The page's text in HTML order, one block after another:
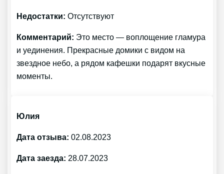
Недостатки: Отсутствуют
Комментарий: Это место — воплощение гламура
и уединения. Прекрасные домики с видом на
звездное небо, а рядом кафешки подарят вкусные
моменты.
Юлия
Дата отзыва: 02.08.2023
Дата заезда: 28.07.2023